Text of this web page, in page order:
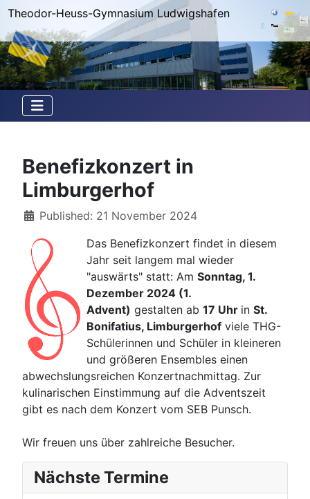
Theodor-Heuss-Gymnasium Ludwigshafen
Benefizkonzert in
Limburgerhof
DetailsPublished: 21 November 2024
Das Benefizkonzert findet in diesem
Jahr seit langem mal wieder
"auswärts" statt: Am Sonntag, 1.
Dezember 2024 (1.
Advent) gestalten ab 17 Uhr in St.
Bonifatius, Limburgerhof viele THG-
Schülerinnen und Schüler in kleineren
und größeren Ensembles einen
abwechslungsreichen Konzertnachmittag. Zur
kulinarischen Einstimmung auf die Adventszeit
gibt es nach dem Konzert vom SEB Punsch.
Wir freuen uns über zahlreiche Besucher.
Nächste Termine